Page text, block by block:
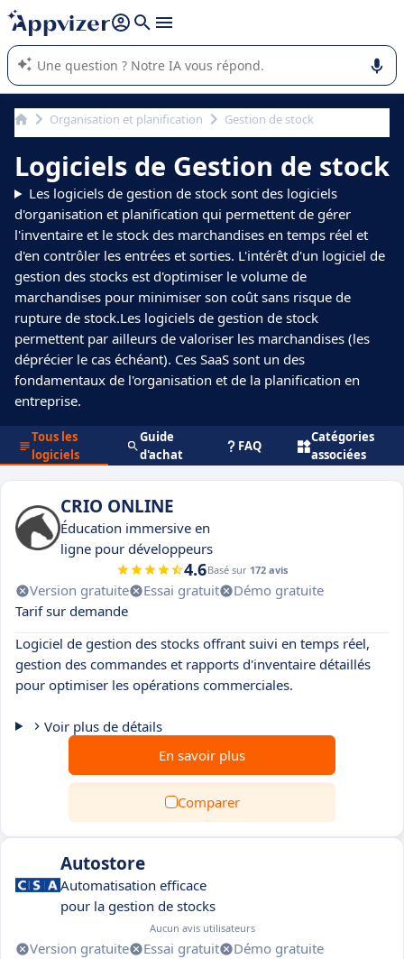
répondre (plusieurs lignes avec
L'IA de Appvizer vous guide dans l'utilisation ou la sélection de
logiciel SaaS en entreprise.
Organisation et planification Gestion de stock
Logiciels de Gestion de stock
Les logiciels de gestion de stock sont des logiciels
d'organisation et planification qui permettent de gérer
l'inventaire et le stock des marchandises en temps réel et
d'en contrôler les entrées et sorties. L'intérêt d'un logiciel de
gestion des stocks est d'optimiser le volume de
marchandises pour minimiser son coût sans risque de
rupture de stock.Les logiciels de gestion de stock
permettent par ailleurs de valoriser les marchandises (les
déprécier le cas échéant). Ces SaaS sont un des
fondamentaux de l'organisation et de la planification en
entreprise.
Tous les
logiciels
Guide
d'achat
FAQ
Catégories
associées
CRIO ONLINE
Éducation immersive en
ligne pour développeurs
4.6Basé sur 172 avis
Version gratuite Essai gratuit
Démo gratuite
Tarif sur demande
Logiciel de gestion des stocks offrant suivi en temps réel,
gestion des commandes et rapports d'inventaire détaillés
pour optimiser les opérations commerciales.
Voir plus de détails
En savoir plus
Comparer
Autostore
Automatisation efficace
pour la gestion de stocks
Aucun avis utilisateurs
Version gratuite Essai gratuit
Démo gratuite